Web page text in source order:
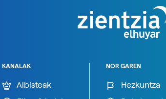
KANALAK
Albisteak
NOR GAREN
Hezkuntza